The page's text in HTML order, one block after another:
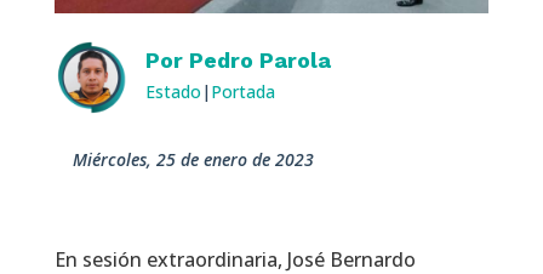
Por Pedro Parola
Estado | Portada
miércoles, 25 de enero de 2023
En sesión extraordinaria, José Bernardo